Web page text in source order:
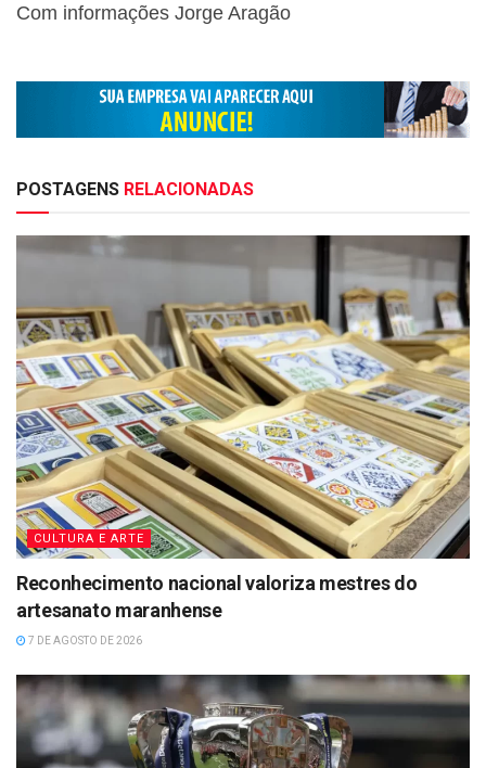
Com informações Jorge Aragão
POSTAGENS RELACIONADAS
CULTURA E ARTE
Reconhecimento nacional valoriza mestres do
artesanato maranhense
7 DE AGOSTO DE 2026